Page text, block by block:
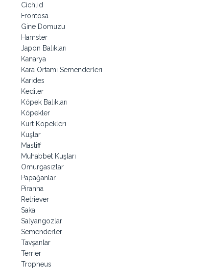
Cichlid
Frontosa
Gine Domuzu
Hamster
Japon Balıkları
Kanarya
Kara Ortamı Semenderleri
Karides
Kediler
Köpek Balıkları
Köpekler
Kurt Köpekleri
Kuşlar
Mastiff
Muhabbet Kuşları
Omurgasızlar
Papağanlar
Piranha
Retriever
Saka
Salyangozlar
Semenderler
Tavşanlar
Terrier
Tropheus